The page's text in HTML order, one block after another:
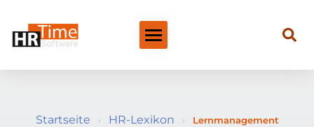
Startseite › HR-Lexikon › Lernmanagement